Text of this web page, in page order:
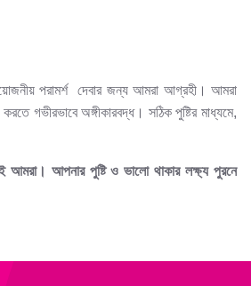
পরামর্শ দেবার জন্য আমরা আগ্রহী। আমরা
গভীরভাবে অঙ্গীকারবদ্ধ। সঠিক পুষ্টির মাধ্যমে,
আমরা। আপনার পুষ্টি ও ভালো থাকার লক্ষ্য পুরনে